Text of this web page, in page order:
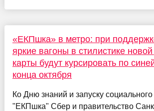
«ЕКПшка» в метро: при
яркие вагоны в стилистике новой
карты будут курсировать по
конца октября
Ко Дню знаний и запуску социального
"ЕКПшка" Сбер и правительство